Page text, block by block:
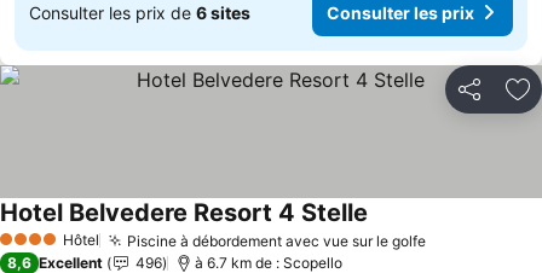
Consulter les prix de 6 sites Consulter les prix
Partager
4 Étoiles Hôtel Piscine à débordement avec vue sur le golfeConsulter
Hotel Belvedere Resort 4 Stelle
8,6 Excellent 496 à 6.7 km de : Scopello